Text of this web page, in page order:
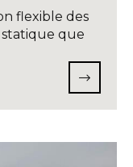
flexible des
que